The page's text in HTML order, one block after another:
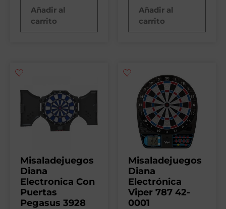
Añadir al
carrito
Añadir al
carrito
Misaladejuegos
Diana
Electronica Con
Puertas
Pegasus 3928
Misaladejuegos
Diana
Electrónica
Viper 787 42-
0001